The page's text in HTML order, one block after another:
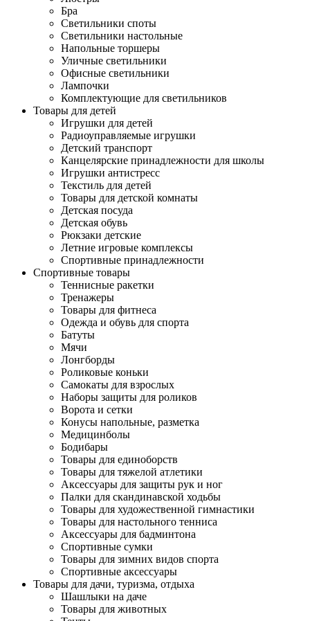
Бра
Светильники споты
Светильники настольные
Напольные торшеры
Уличные светильники
Офисные светильники
Лампочки
Комплектующие для светильников
Товары для детей
Игрушки для детей
Радиоуправляемые игрушки
Детский транспорт
Канцелярские принадлежности для школы
Игрушки антистресс
Текстиль для детей
Товары для детской комнаты
Детская посуда
Детская обувь
Рюкзаки детские
Летние игровые комплексы
Спортивные принадлежности
Спортивные товары
Теннисные ракетки
Тренажеры
Товары для фитнеса
Одежда и обувь для спорта
Батуты
Мячи
Лонгборды
Роликовые коньки
Самокаты для взрослых
Наборы защиты для роликов
Ворота и сетки
Конусы напольные, разметка
Медицинболы
Бодибары
Товары для единоборств
Товары для тяжелой атлетики
Аксессуары для защиты рук и ног
Палки для скандинавской ходьбы
Товары для художественной гимнастики
Товары для настольного тенниса
Аксессуары для бадминтона
Спортивные сумки
Товары для зимних видов спорта
Спортивные аксессуары
Товары для дачи, туризма, отдыха
Шашлыки на даче
Товары для животных